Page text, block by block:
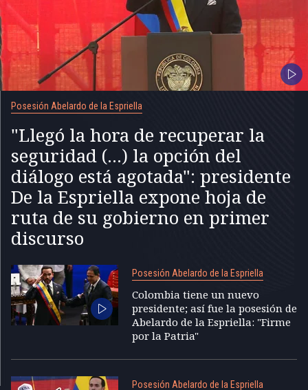
Posesión Abelardo de la Espriella
"Llegó la hora de recuperar la
seguridad (...) la opción del
diálogo está agotada": presidente
De la Espriella expone hoja de
ruta de su gobierno en primer
discurso
Posesión Abelardo de la Espriella
Colombia tiene un nuevo
presidente; así fue la posesión de
Abelardo de la Espriella: "Firme
por la Patria"
Posesión Abelardo de la Espriella